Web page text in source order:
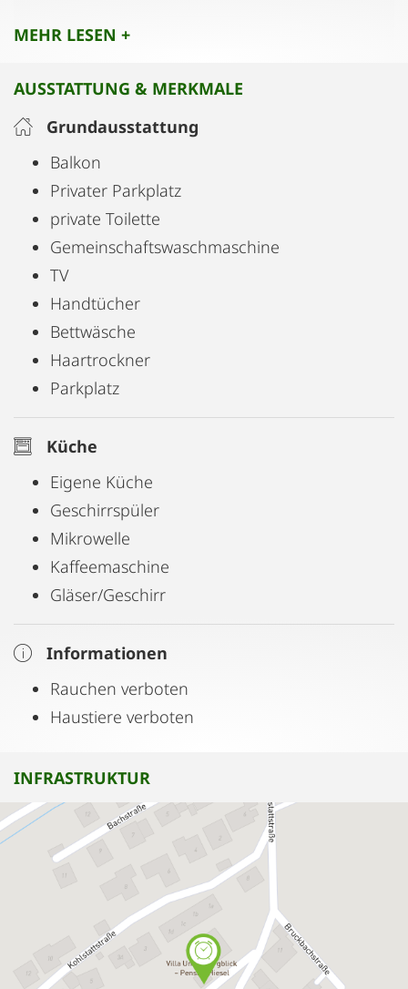
maximale Belegung von 2 Personen. Gerne
Personen auf Anfrage.
MEHR LESEN +
AUSSTATTUNG & MERKMALE
Grundausstattung
Balkon
Privater Parkplatz
private Toilette
Gemeinschaftswaschmaschine
TV
Handtücher
Bettwäsche
Haartrockner
Parkplatz
Küche
Eigene Küche
Geschirrspüler
Mikrowelle
Kaffeemaschine
Gläser/Geschirr
Informationen
Rauchen verboten
Haustiere verboten
INFRASTRUKTUR